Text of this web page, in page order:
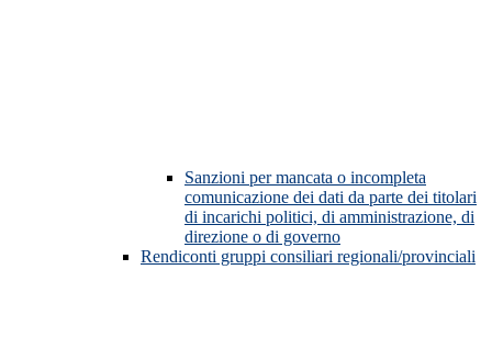
Sanzioni per mancata o incompleta
comunicazione dei dati da parte dei titolari
di incarichi politici, di amministrazione, di
direzione o di governo
Rendiconti gruppi consiliari regionali/provinciali